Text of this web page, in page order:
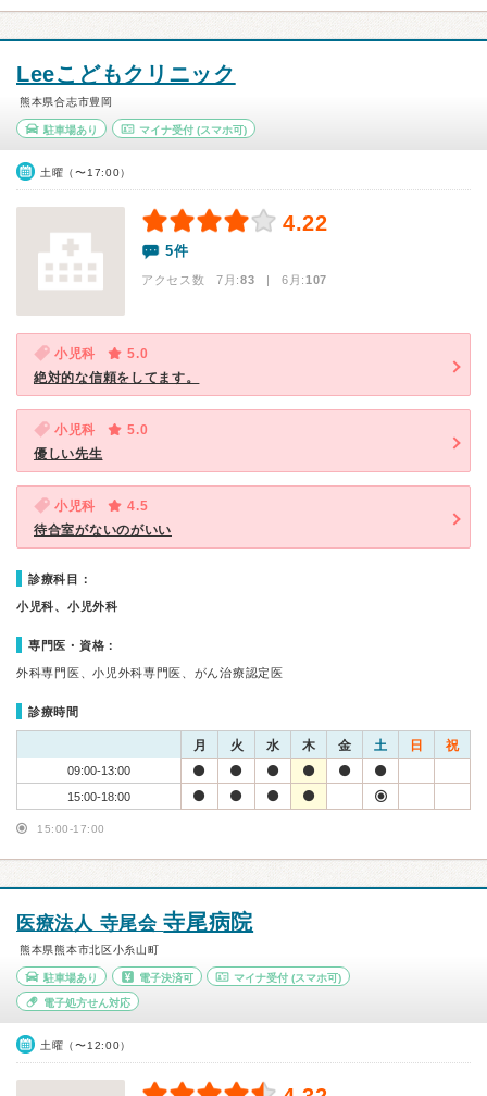
Leeこどもクリニック
熊本県合志市豊岡
駐車場あり マイナ受付(スマホ可)
土曜（〜17:00）
4.22
5件
アクセス数 7月:83 | 6月:107
小児科
5.0
絶対的な信頼をしてます。
小児科
5.0
優しい先生
小児科
4.5
待合室がないのがいい
診療科目：
小児科、小児外科
専門医・資格：
外科専門医、小児外科専門医、がん治療認定医
診療時間
月 火 水 木 金 土 日 祝
09:00-13:00
15:00-18:00
15:00-17:00
医療法人 寺尾会寺尾病院
熊本県熊本市北区小糸山町
駐車場あり 電子決済可 マイナ受付 (スマホ可)
電子処方せん対応
土曜（〜12:00）